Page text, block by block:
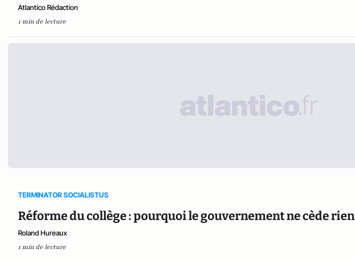
Atlantico Rédaction
1 min de lecture
TERMINATOR SOCIALISTUS
Réforme du collège : pourquoi le gouvernement ne cède rien
Roland Hureaux
1 min de lecture